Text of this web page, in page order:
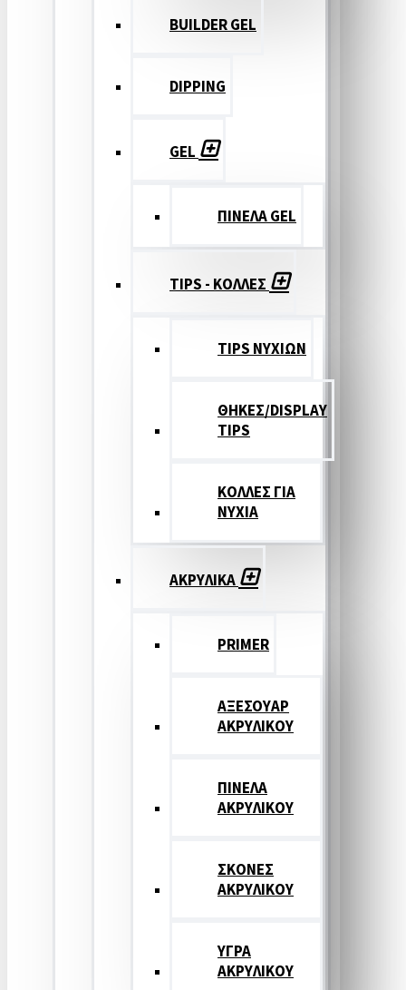
BUILDER GEL
DIPPING
GEL
ΠΙΝΕΛΑ GEL
TIPS - ΚΟΛΛΕΣ
TIPS ΝΥΧΙΩΝ
ΘΗΚΕΣ/DISPLAY
TIPS
ΚΟΛΛΕΣ ΓΙΑ
ΝΥΧΙΑ
ΑΚΡΥΛΙΚΑ
PRIMER
ΑΞΕΣΟΥΑΡ
ΑΚΡΥΛΙΚΟΥ
ΠΙΝΕΛΑ
ΑΚΡΥΛΙΚΟΥ
ΣΚΟΝΕΣ
ΑΚΡΥΛΙΚΟΥ
ΥΓΡΑ
ΑΚΡΥΛΙΚΟΥ